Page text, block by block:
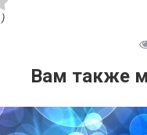
Вам также